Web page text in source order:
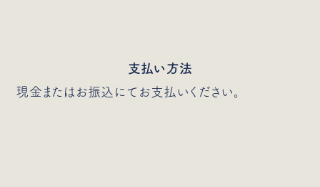
支払い方法
現金またはお振込にてお支払いください。